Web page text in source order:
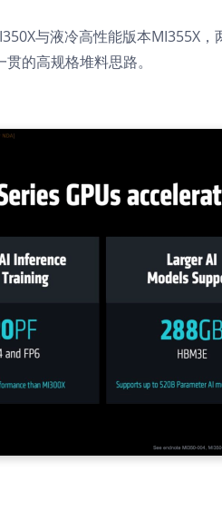
与液冷高性能版本MI355X
的高规格堆料思路。